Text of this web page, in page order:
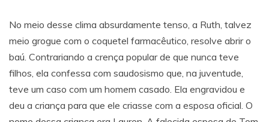
No meio desse clima absurdamente tenso, a Ruth, talvez
meio grogue com o coquetel farmacêutico, resolve abrir o
baú. Contrariando a crença popular de que nunca teve
filhos, ela confessa com saudosismo que, na juventude,
teve um caso com um homem casado. Ela engravidou e
deu a criança para que ele criasse com a esposa oficial. O